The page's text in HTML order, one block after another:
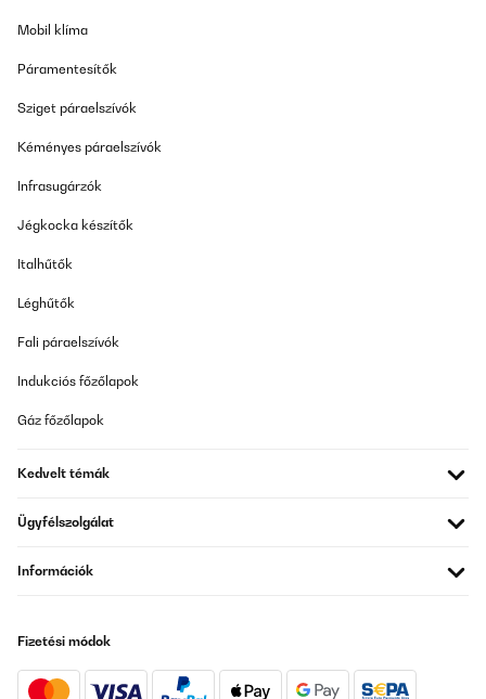
Mobil klíma
Páramentesítők
Sziget páraelszívók
Kéményes páraelszívók
Infrasugárzók
Jégkocka készítők
Italhűtők
Léghűtők
Fali páraelszívók
Indukciós főzőlapok
Gáz főzőlapok
Kedvelt témák
Ügyfélszolgálat
Információk
Fizetési módok